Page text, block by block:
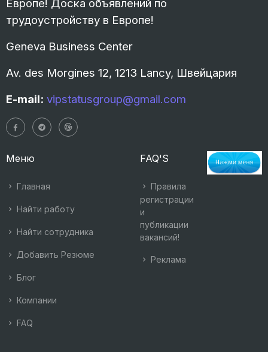
Европе! Доска объявлений по
трудоустройству в Европе!
Geneva Business Center
Av. des Morgines 12, 1213 Lancy, Швейцария
E-mail: vipstatusgroup@gmail.com
Меню
Главная
Найти работу
Найти сотрудника
Добавить Резюме
Блог
Компании
FAQ
FAQ'S
Правила
регистрации
и
публикации
вакансий!
Реклама